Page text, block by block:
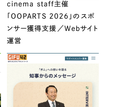
cinema staff主催
「OOPARTS 2026」のスポ
ンサー獲得支援／Webサイト
運営